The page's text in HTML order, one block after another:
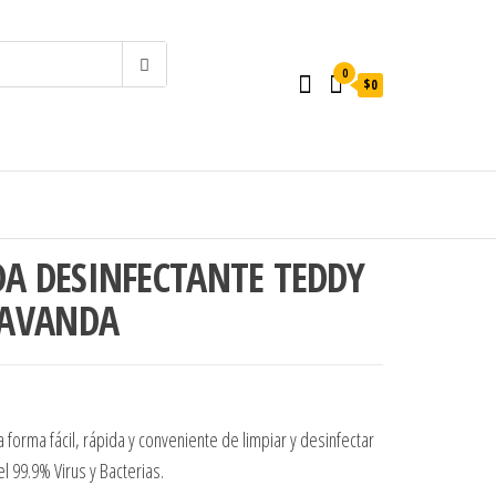
0
$0
DESINFECTANTE TEDDY
forma fácil, rápida y conveniente de limpiar y desinfectar
Virus y Bacterias.